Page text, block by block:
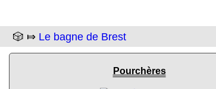
🎲 ⤇ Le bagne de Brest
Pourchères